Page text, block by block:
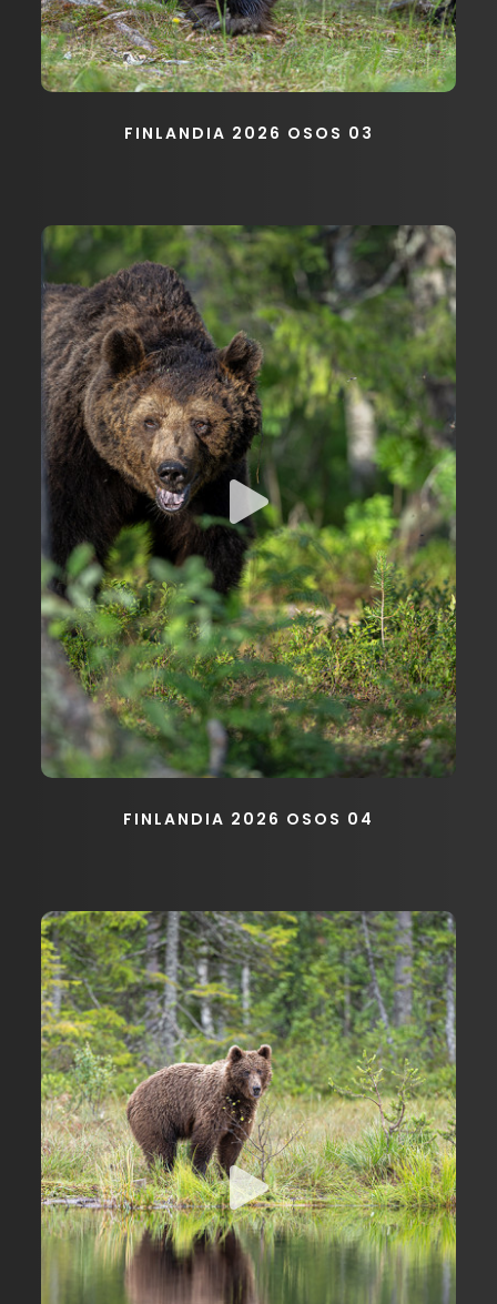
FINLANDIA 2026 OSOS 03
FINLANDIA 2026 OSOS 04